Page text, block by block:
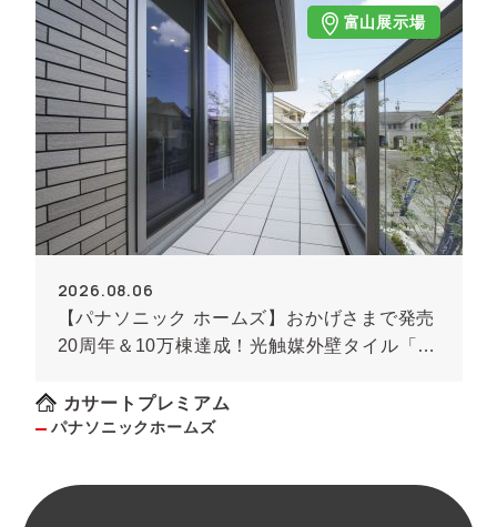
富山展示場
2026.08.06
【パナソニック ホームズ】おかげさまで発売
20周年＆10万棟達成！光触媒外壁タイル「キ
カサートプレミアム
パナソニックホームズ